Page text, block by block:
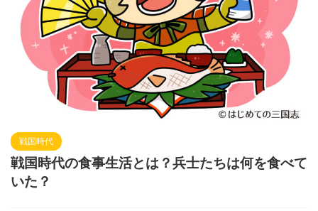
戦国時代
戦国時代の食事生活とは？兵士たちは何を食べて
いた？